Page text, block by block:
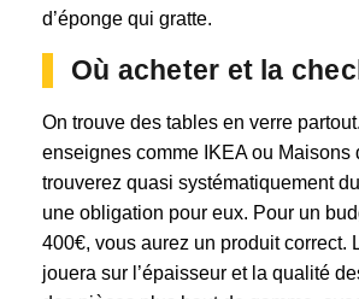
d’éponge qui gratte.
Où acheter et la
On trouve des tables en verre
enseignes comme IKEA ou Maisons
trouverez quasi systématiquement
une obligation pour eux. Pour un
400€, vous aurez un produit correct.
jouera sur l’épaisseur et la qualité